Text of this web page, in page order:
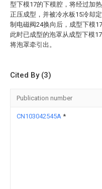
型下模17的下模腔，将经过加
正压成型，并被冷水板15冷却
制电磁阀24换向后，成型下模
此时已成型的泡罩从成型下模
将泡罩牵引出。
Cited By (3)
Publication number
CN103042545A *